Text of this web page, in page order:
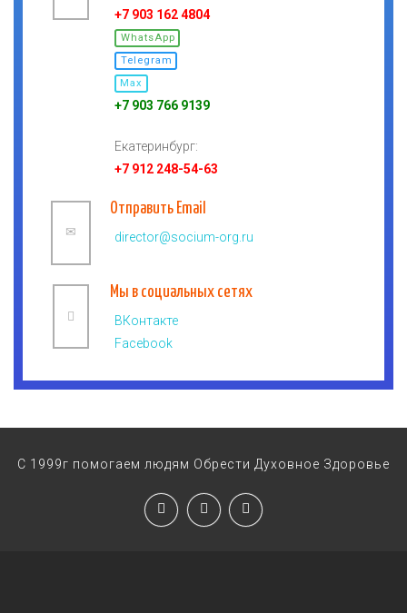
+7 903 162 4804
WhatsApp
Telegram
Max
+7 903 766 9139
Екатеринбург:
+7 912 248-54-63
Отправить Email
director@socium-org.ru
Мы в социальных сетях
ВКонтакте
Facebook
С 1999г помогаем людям Обрести Духовное Здоровье